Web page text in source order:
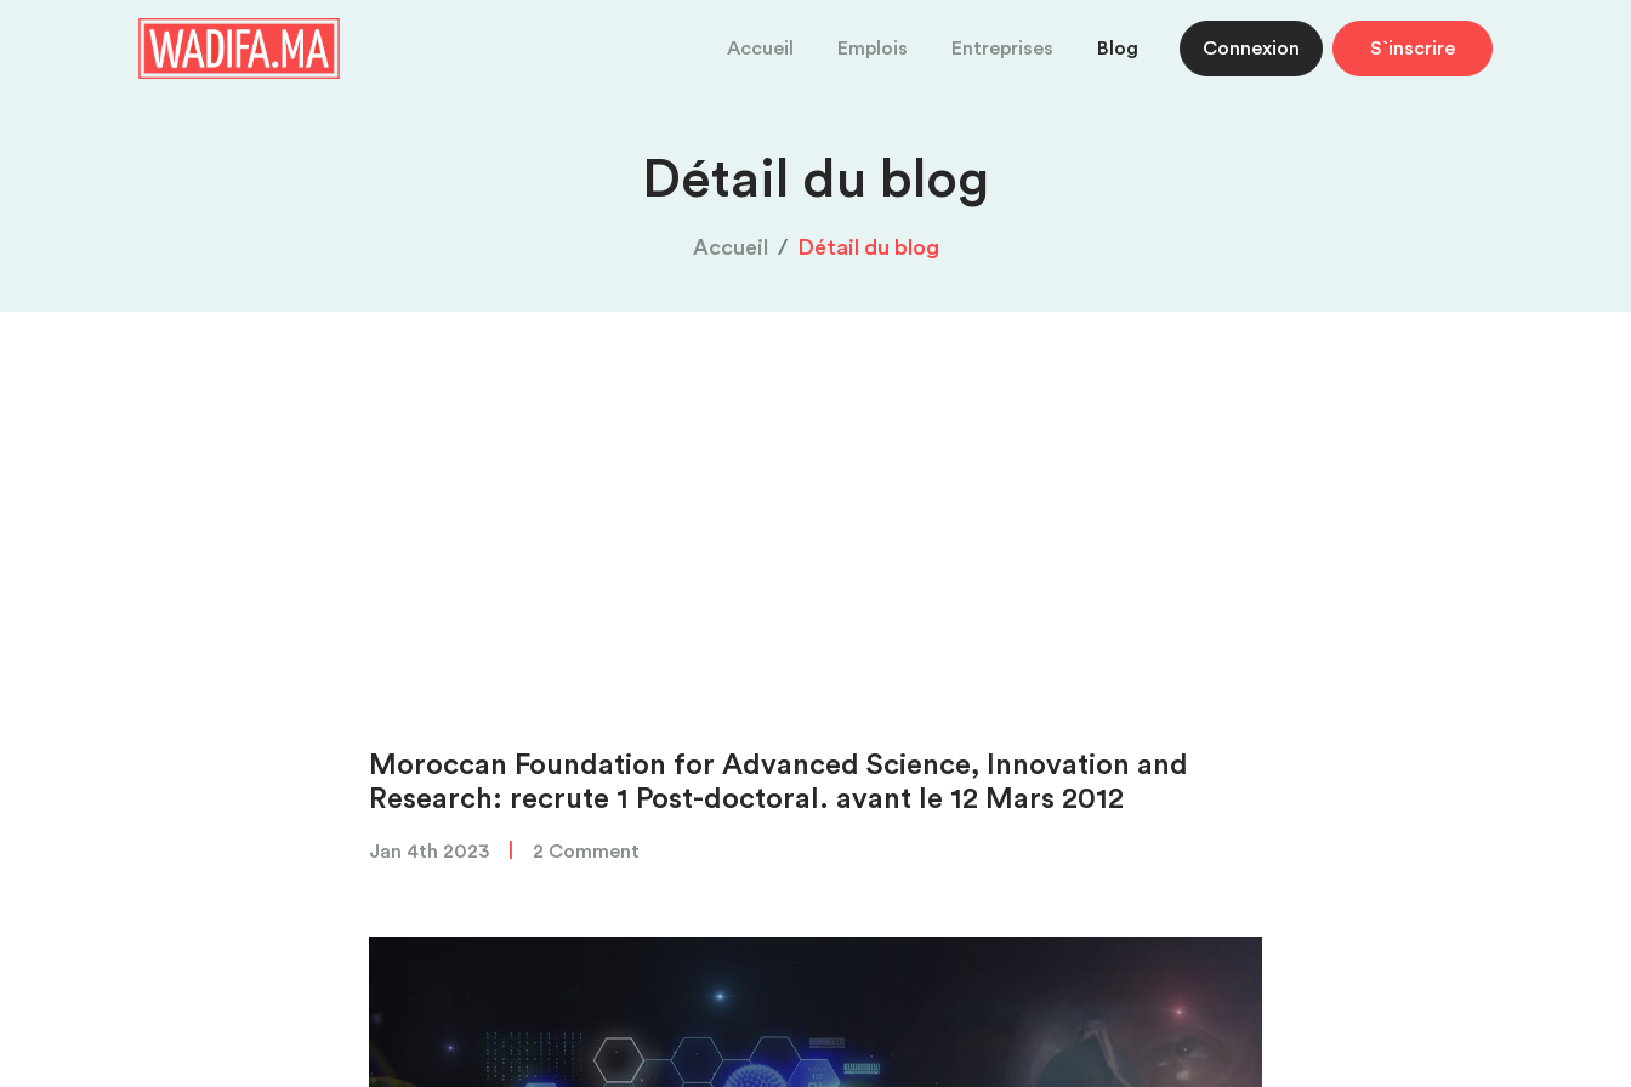
Accueil Emplois Entreprises Blog Connexion S`inscrire
Détail du blog
Accueil Détail du blog
Moroccan Foundation for Advanced Science, Innovation and
Research: recrute 1 Post-doctoral. avant le 12 Mars 2012
Jan 4th 2023 2 Comment